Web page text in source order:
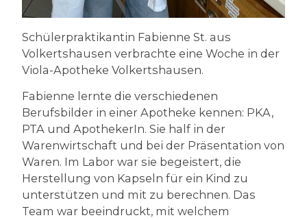
Schülerpraktikantin Fabienne St. aus
Volkertshausen verbrachte eine Woche in der
Viola-Apotheke Volkertshausen.
Fabienne lernte die verschiedenen
Berufsbilder in einer Apotheke kennen: PKA,
PTA und ApothekerIn. Sie half in der
Warenwirtschaft und bei der Präsentation von
Waren. Im Labor war sie begeistert, die
Herstellung von Kapseln für ein Kind zu
unterstützen und mit zu berechnen. Das
Team war beeindruckt, mit welchem